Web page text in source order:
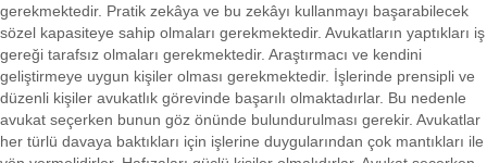
gerekmektedir. Pratik zekâya ve bu zekâyı kullanmayı başarabilecek
sözel kapasiteye sahip olmaları gerekmektedir. Avukatların yaptıkları iş
gereği tarafsız olmaları gerekmektedir. Araştırmacı ve kendini
geliştirmeye uygun kişiler olması gerekmektedir. İşlerinde prensipli ve
düzenli kişiler avukatlık görevinde başarılı olmaktadırlar. Bu nedenle
avukat seçerken bunun göz önünde bulundurulması gerekir. Avukatlar
her türlü davaya baktıkları için işlerine duygularından çok mantıkları ile